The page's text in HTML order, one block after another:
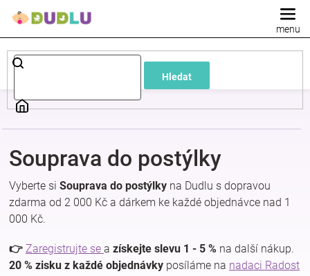
Hledat
Dětské
a
kojenecké
oblečení
Pokojíček
kojenecká
Souprava do postýlky
Vyberte si Souprava do postýlky na Dudlu s dopravou
zdarma od 2 000 Kč a dárkem ke každé objednávce nad 1
000 Kč.
👉 Zaregistrujte se a získejte slevu 1 - 5 % na další nákup.
20 % zisku z každé objednávky posíláme na nadaci Radost